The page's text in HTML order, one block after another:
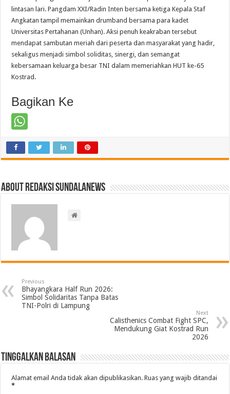
lintasan lari. Pangdam XXI/Radin Inten bersama ketiga Kepala Staf
Angkatan tampil memainkan drumband bersama para kadet
Universitas Pertahanan (Unhan). Aksi penuh keakraban tersebut
mendapat sambutan meriah dari peserta dan masyarakat yang hadir,
sekaligus menjadi simbol soliditas, sinergi, dan semangat
kebersamaan keluarga besar TNI dalam memeriahkan HUT ke-65
Kostrad.
Bagikan Ke
About Redaksi Sundalanews
Previous
Bhayangkara Half Run 2026:
Simbol Solidaritas Tanpa Batas
TNI-Polri di Lampung
Next
Calisthenics Combat Fight SPC,
Mendukung Giat Kostrad Run
2026
Tinggalkan Balasan
Alamat email Anda tidak akan dipublikasikan. Ruas yang wajib ditandai
*